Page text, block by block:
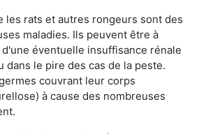
les rats et autres rongeurs sont des
maladies. Ils peuvent être à
éventuelle insuffisance rénale
dans le pire des cas de la peste.
couvrant leur corps
à cause des nombreuses